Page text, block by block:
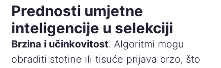
Prednosti umjetne
inteligencije u selekciji
Brzina i učinkovitost. Algoritmi mogu
obraditi stotine ili tisuće prijava brzo, što